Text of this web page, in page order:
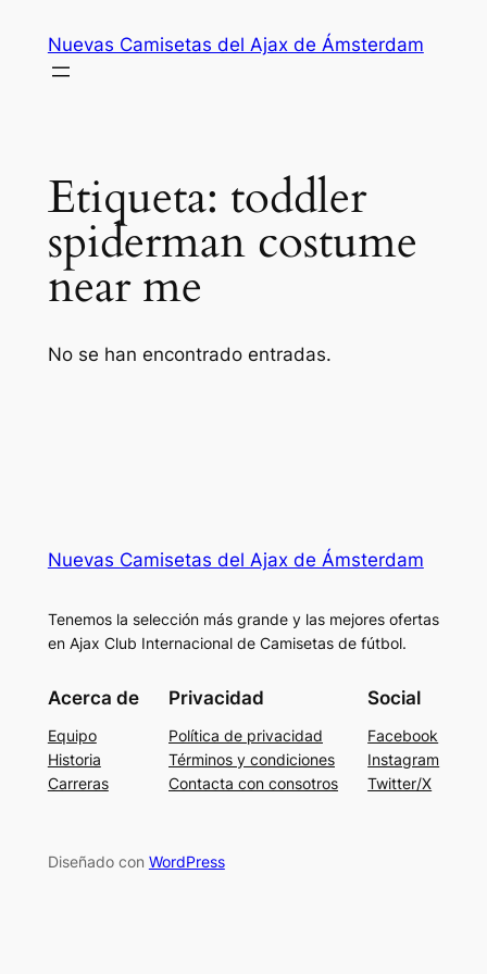
contenido
Nuevas Camisetas del Ajax de Ámsterdam
Etiqueta: toddler
spiderman costume
near me
No se han encontrado entradas.
Nuevas Camisetas del Ajax de Ámsterdam
Tenemos la selección más grande y las mejores ofertas
en Ajax Club Internacional de Camisetas de fútbol.
Acerca de
Equipo
Historia
Carreras
Privacidad
Política de privacidad
Términos y condiciones
Contacta con consotros
Social
Facebook
Instagram
Twitter/X
Diseñado con WordPress